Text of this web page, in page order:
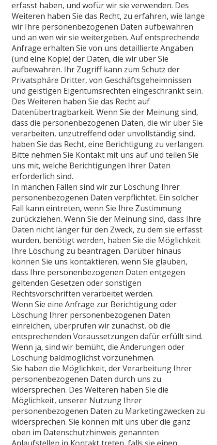
erfasst haben, und wofür wir sie verwenden. Des
Weiteren haben Sie das Recht, zu erfahren, wie lange
wir Ihre personenbezogenen Daten aufbewahren
und an wen wir sie weitergeben. Auf entsprechende
Anfrage erhalten Sie von uns detaillierte Angaben
(und eine Kopie) der Daten, die wir über Sie
aufbewahren. Ihr Zugriff kann zum Schutz der
Privatsphäre Dritter, von Geschäftsgeheimnissen
und geistigen Eigentumsrechten eingeschränkt sein.
Des Weiteren haben Sie das Recht auf
Datenübertragbarkeit. Wenn Sie der Meinung sind,
dass die personenbezogenen Daten, die wir über Sie
verarbeiten, unzutreffend oder unvollständig sind,
haben Sie das Recht, eine Berichtigung zu verlangen.
Bitte nehmen Sie Kontakt mit uns auf und teilen Sie
uns mit, welche Berichtigungen Ihrer Daten
erforderlich sind.
In manchen Fällen sind wir zur Löschung Ihrer
personenbezogenen Daten verpflichtet. Ein solcher
Fall kann eintreten, wenn Sie Ihre Zustimmung
zurückziehen. Wenn Sie der Meinung sind, dass Ihre
Daten nicht länger für den Zweck, zu dem sie erfasst
wurden, benötigt werden, haben Sie die Möglichkeit
Ihre Löschung zu beantragen. Darüber hinaus
können Sie uns kontaktieren, wenn Sie glauben,
dass Ihre personenbezogenen Daten entgegen
geltenden Gesetzen oder sonstigen
Rechtsvorschriften verarbeitet werden.
Wenn Sie eine Anfrage zur Berichtigung oder
Löschung Ihrer personenbezogenen Daten
einreichen, überprüfen wir zunächst, ob die
entsprechenden Voraussetzungen dafür erfüllt sind.
Wenn ja, sind wir bemüht, die Änderungen oder
Löschung baldmöglichst vorzunehmen.
Sie haben die Möglichkeit, der Verarbeitung Ihrer
personenbezogenen Daten durch uns zu
widersprechen. Des Weiteren haben Sie die
Möglichkeit, unserer Nutzung Ihrer
personenbezogenen Daten zu Marketingzwecken zu
widersprechen. Sie können mit uns über die ganz
oben im Datenschutzhinweis genannten